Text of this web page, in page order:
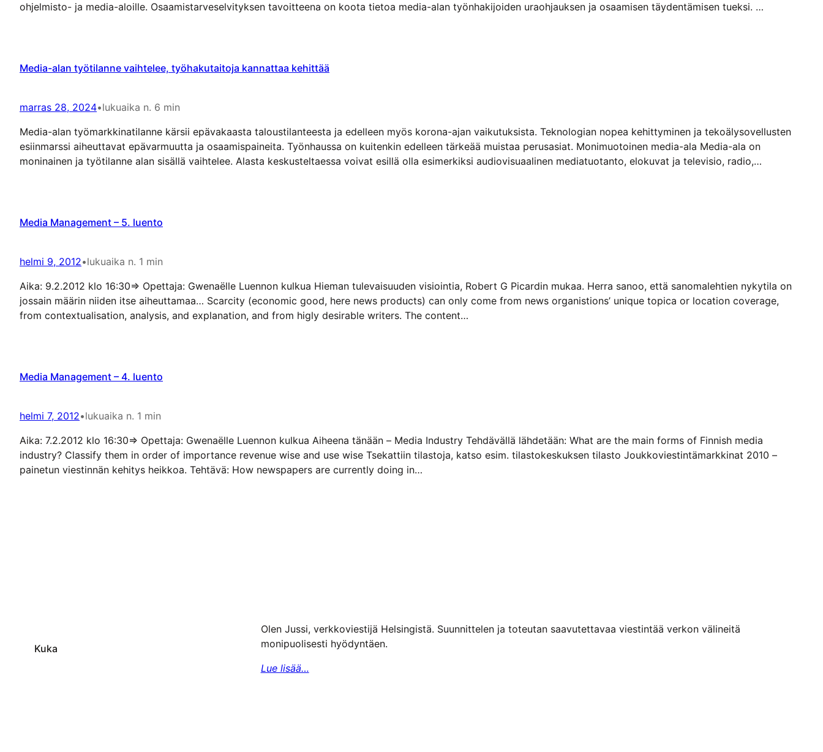
ohjelmisto- ja media-aloille. Osaamistarveselvityksen tavoitteena on koota tietoa media-alan työnhakijoiden uraohjauksen ja osaamisen täydentämisen tueksi.
Media-alan työtilanne vaihtelee, työhakutaitoja kannattaa kehittää
marras 28, 2024•lukuaika n. 6 min
Media-alan työmarkkinatilanne kärsii epävakaasta taloustilanteesta ja edelleen myös korona-ajan vaikutuksista. Teknologian nopea kehittyminen ja tekoälysovellusten
esiinmarssi aiheuttavat epävarmuutta ja osaamispaineita. Työnhaussa on kuitenkin edelleen tärkeää muistaa perusasiat. Monimuotoinen media-ala Media-ala on
moninainen ja työtilanne alan sisällä vaihtelee. Alasta keskusteltaessa voivat esillä olla esimerkiksi audiovisuaalinen mediatuotanto, elokuvat ja televisio, radio,
Media Management – 5. luento
helmi 9, 2012•lukuaika n. 1 min
Aika: 9.2.2012 klo 16:30=> Opettaja: Gwenaëlle Luennon kulkua Hieman tulevaisuuden visiointia, Robert G Picardin mukaa. Herra sanoo, että sanomalehtien nykytila on
jossain määrin niiden itse aiheuttamaa… Scarcity (economic good, here news products) can only come from news organistions’ unique topica or location coverage,
from contextualisation, analysis, and explanation, and from higly desirable writers. The content…
Media Management – 4. luento
helmi 7, 2012•lukuaika n. 1 min
Aika: 7.2.2012 klo 16:30=> Opettaja: Gwenaëlle Luennon kulkua Aiheena tänään – Media Industry Tehdävällä lähdetään: What are the main forms of Finnish media
industry? Classify them in order of importance revenue wise and use wise Tsekattiin tilastoja, katso esim. tilastokeskuksen tilasto Joukkoviestintämarkkinat 2010 –
painetun viestinnän kehitys heikkoa. Tehtävä: How newspapers are currently doing in…
Kuka
Olen Jussi, verkkoviestijä Helsingistä. Suunnittelen ja toteutan saavutettavaa viestintää verkon välineitä
monipuolisesti hyödyntäen.
Lue lisää…